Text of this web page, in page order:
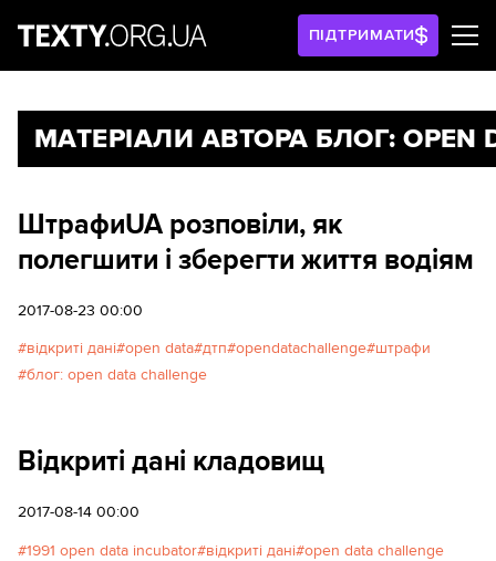
ПІДТРИМАТИ
МАТЕРІАЛИ АВТОРА БЛОГ: OPEN
ШтрафиUA розповіли, як
полегшити і зберегти життя водіям
2017-08-23 00:00
відкриті дані open data дтп opendatachallenge штрафи
блог: open data challenge
Відкриті дані кладовищ
2017-08-14 00:00
1991 open data incubator відкриті дані оpen data challenge